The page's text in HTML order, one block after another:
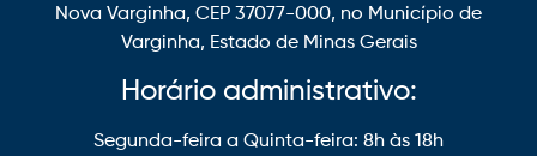
Nova Varginha, CEP 37077-000, no Município de
Varginha, Estado de Minas Gerais
Horário administrativo:
Segunda-feira a Quinta-feira: 8h às 18h